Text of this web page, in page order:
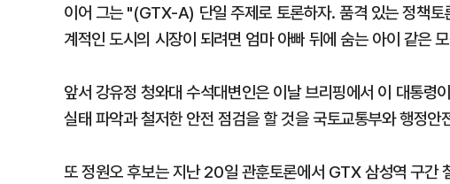
이어 그는 "(GTX-A) 단일 주제로 토론하자. 품격 있는 정책
계적인 도시의 시장이 되려면 엄마 아빠 뒤에 숨는 아이 같은
앞서 강유정 청와대 수석대변인은 이날 브리핑에서 이 대통
실태 파악과 철저한 안전 점검을 할 것을 국토교통부와 행정
또 정원오 후보는 지난 20일 관훈토론에서 GTX 삼성역 구간